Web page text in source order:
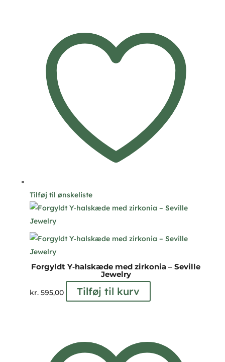
Tilføj til ønskeliste
Forgyldt Y‑halskæde med zirkonia – Seville
Jewelry
kr.595,00 Tilføj til kurv